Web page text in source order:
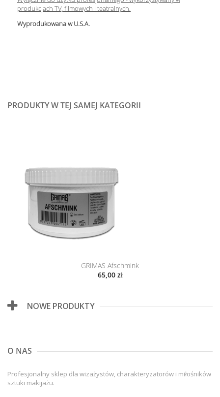
produkcjach TV, filmowych i teatralnych.
Wyprodukowana w U.S.A.
PRODUKTY W TEJ SAMEJ KATEGORII
GRIMAS Afschmink
65,00 zł
NOWE PRODUKTY
O NAS
Profesjonalny sklep dla wizażystów, charakteryzatorów i miłośników
sztuki makijażu.